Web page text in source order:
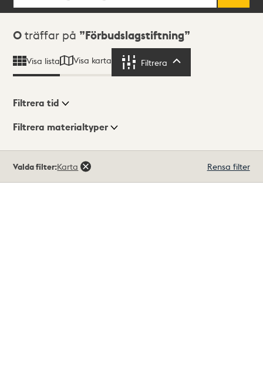
Sökresultat
0 träffar på Förbudslagstiftning
Visa lista Visa karta Filtrera
Visningsläge
Filtrera tid
Filtrera materialtyper
träffar
Valda filter:Karta Rensa filter